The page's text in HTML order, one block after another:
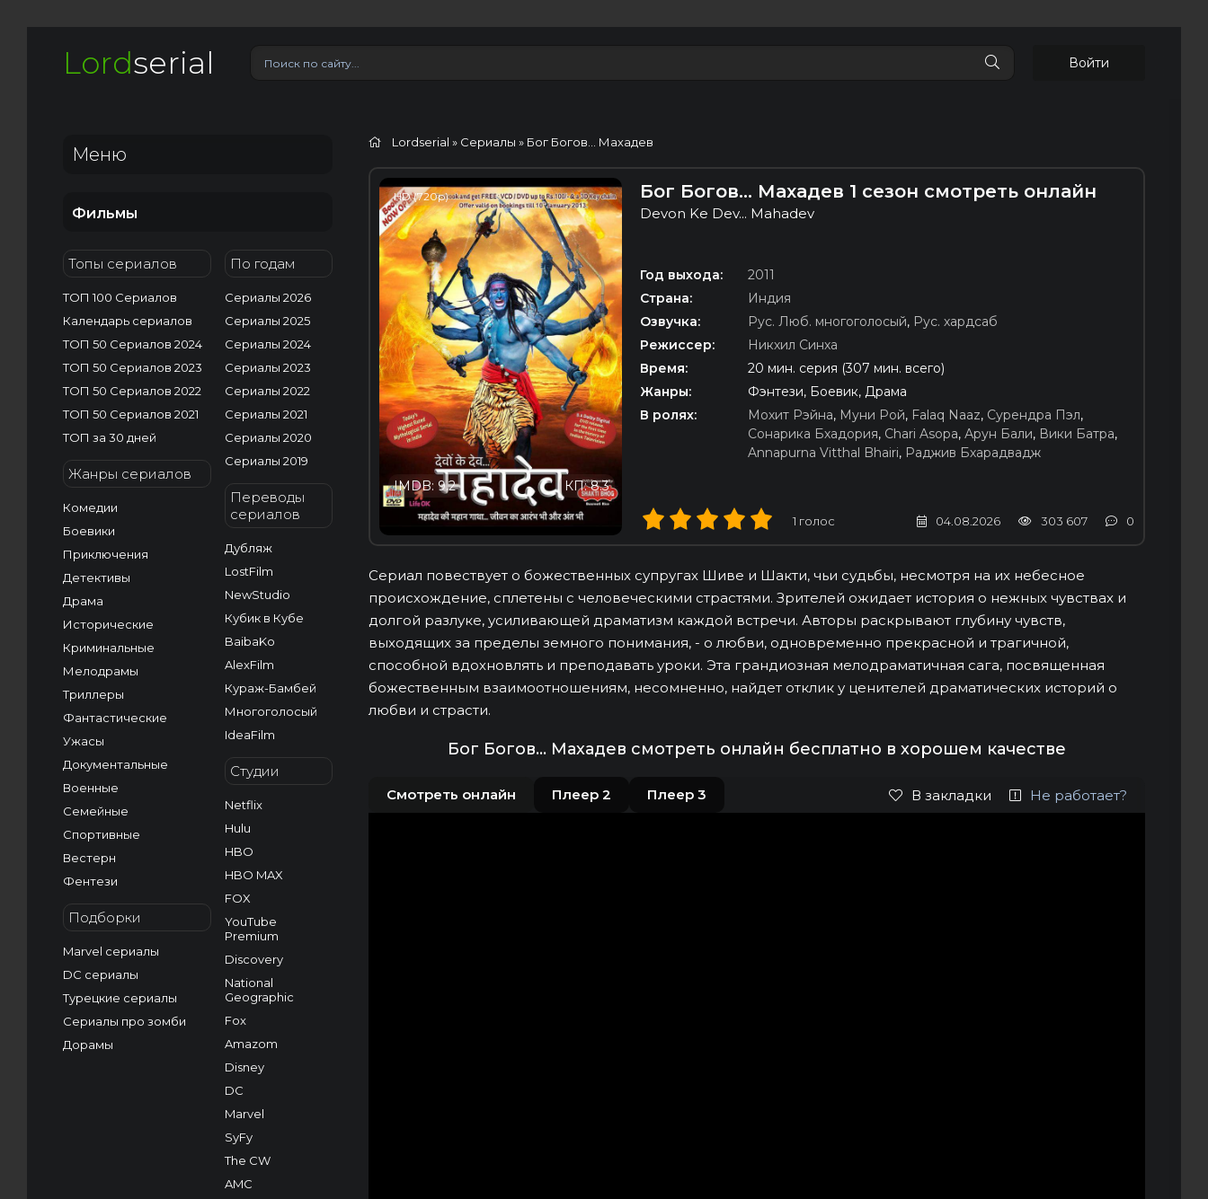
Lordserial Войти
Меню
Фильмы
Топы сериалов
ТОП 100 Сериалов
Календарь сериалов
ТОП 50 Сериалов 2024
ТОП 50 Сериалов 2023
ТОП 50 Сериалов 2022
ТОП 50 Сериалов 2021
ТОП за 30 дней
Жанры сериалов
Комедии
Боевики
Приключения
Детективы
Драма
Исторические
Криминальные
Мелодрамы
Триллеры
Фантастические
Ужасы
Документальные
Военные
Семейные
Спортивные
Вестерн
Фентези
Подборки
Marvel сериалы
DC сериалы
Турецкие сериалы
Сериалы про зомби
Дорамы
По годам
Сериалы 2026
Сериалы 2025
Сериалы 2024
Сериалы 2023
Сериалы 2022
Сериалы 2021
Сериалы 2020
Сериалы 2019
Переводы
сериалов
Дубляж
LostFilm
NewStudio
Кубик в Кубе
BaibaKo
AlexFilm
Кураж-Бамбей
Многоголосый
IdeaFilm
Студии
Netflix
Hulu
HBO
HBO MAX
FOX
YouTube
Premium
Discovery
National
Geographic
Fox
Amazom
Disney
DC
Marvel
SyFy
The CW
AMC
Lordserial » Сериалы » Бог Богов... Махадев
HD (720p)
КП: 8.3
IMDB: 9.2
Бог Богов... Махадев 1 сезон смотреть онлайн
Devon Ke Dev... Mahadev
Год выхода:
2011
Страна:
Индия
Озвучка:
Рус. Люб. многоголосый, Рус. хардсаб
Режиссер:
Никхил Синха
Время:
20 мин. серия (307 мин. всего)
Жанры:
Фэнтези, Боевик, Драма
В ролях:
Мохит Рэйна, Муни Рой, Falaq Naaz, Сурендра Пэл,
Сонарика Бхадория, Chari Asopa, Арун Бали, Вики Батра,
Annapurna Vitthal Bhairi, Раджив Бхарадвадж
1 голос 04.08.2026 303 607 0
Сериал повествует о божественных супругах Шиве и Шакти, чьи судьбы, несмотря на их небесное
происхождение, сплетены с человеческими страстями. Зрителей ожидает история о нежных чувствах и
долгой разлуке, усиливающей драматизм каждой встречи. Авторы раскрывают глубину чувств,
выходящих за пределы земного понимания, - о любви, одновременно прекрасной и трагичной,
способной вдохновлять и преподавать уроки. Эта грандиозная мелодраматичная сага, посвященная
божественным взаимоотношениям, несомненно, найдет отклик у ценителей драматических историй о
любви и страсти.
Бог Богов... Махадев смотреть онлайн бесплатно в хорошем качестве
Смотреть онлайн Плеер 2 Плеер 3 В закладки Не работает?